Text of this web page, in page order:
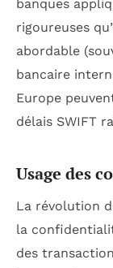
banques
rigoureuses
abordable
bancaire
Europe
délais SWIFT
Usage des
La révolution
la
des